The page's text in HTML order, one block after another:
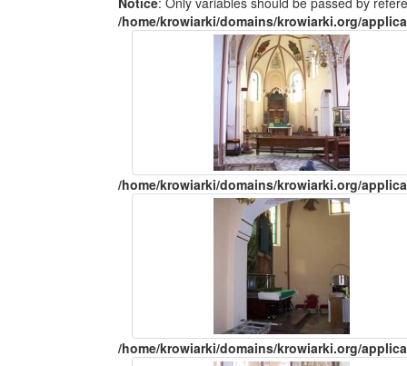
/home/krowiarki/domains/krowiarki.org/
/home/krowiarki/domains/krowiarki.org/
/home/krowiarki/domains/krowiarki.org/